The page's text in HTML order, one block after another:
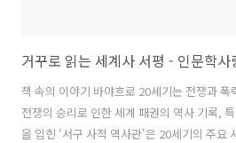
거꾸로 읽는 세계사 서평 - 인문학사
책 속의 이야기 바야흐로 20세기는 전쟁과
전쟁의 승리로 인한 세계 패권의 역사 기록,
을 입힌 '서구 사적 역사관'은 20세기의 주요